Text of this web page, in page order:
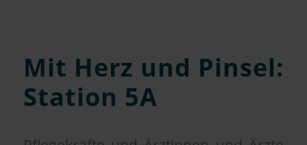
Mit Herz und Pinsel:
Station 5A